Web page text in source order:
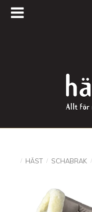
HÄST SCHABRAK